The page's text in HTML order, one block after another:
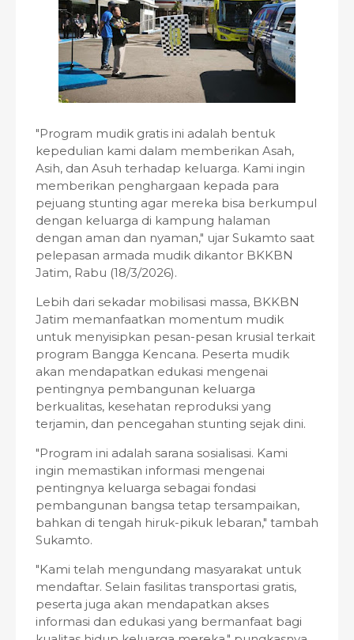
"Program mudik gratis ini adalah bentuk
kepedulian kami dalam memberikan Asah,
Asih, dan Asuh terhadap keluarga. Kami ingin
memberikan penghargaan kepada para
pejuang stunting agar mereka bisa berkumpul
dengan keluarga di kampung halaman
dengan aman dan nyaman," ujar Sukamto saat
pelepasan armada mudik dikantor BKKBN
Jatim, Rabu (18/3/2026).
Lebih dari sekadar mobilisasi massa, BKKBN
Jatim memanfaatkan momentum mudik
untuk menyisipkan pesan-pesan krusial terkait
program Bangga Kencana. Peserta mudik
akan mendapatkan edukasi mengenai
pentingnya pembangunan keluarga
berkualitas, kesehatan reproduksi yang
terjamin, dan pencegahan stunting sejak dini.
"Program ini adalah sarana sosialisasi. Kami
ingin memastikan informasi mengenai
pentingnya keluarga sebagai fondasi
pembangunan bangsa tetap tersampaikan,
bahkan di tengah hiruk-pikuk lebaran," tambah
Sukamto.
"Kami telah mengundang masyarakat untuk
mendaftar. Selain fasilitas transportasi gratis,
peserta juga akan mendapatkan akses
informasi dan edukasi yang bermanfaat bagi